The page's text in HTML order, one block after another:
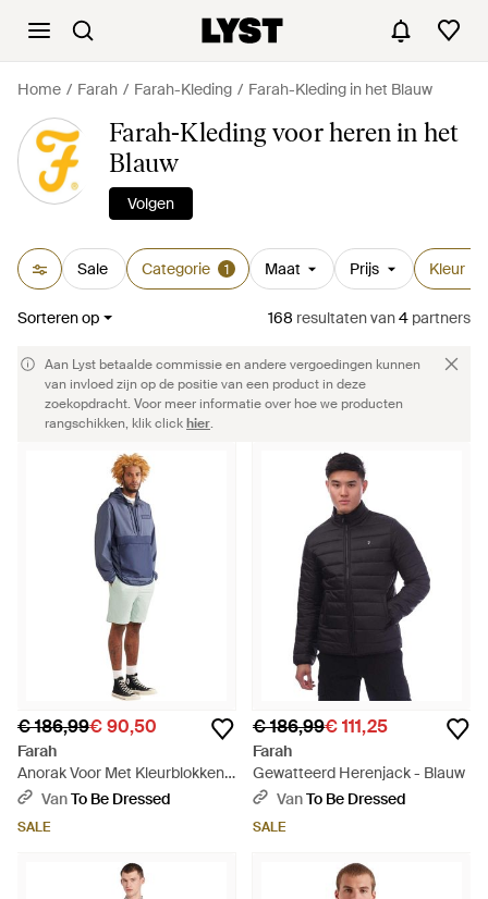
Home Farah Farah-Kleding Farah-Kleding in het Blauw
Farah-Kleding voor heren in het
Blauw
Volgen
Sale Categorie 1 Maat Prijs Kleur
Sorteren op 168 resultatenvan4 partners
Aan Lyst betaalde commissie en andere vergoedingen kunnen
van invloed zijn op de positie van een product in deze
zoekopdracht. Voor meer informatie over hoe we producten
rangschikken, klik clickhier.
€ 186,99€ 90,50
Farah
Anorak Voor Met Kleurblokken
En Een Ruime Pasvorm
VanTo Be Dressed
SALE
€ 186,99€ 111,25
Farah
Gewatteerd Herenjack - Blauw
VanTo Be Dressed
SALE